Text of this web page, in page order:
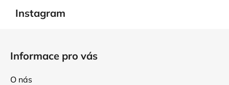
Instagram
Informace pro vás
O nás